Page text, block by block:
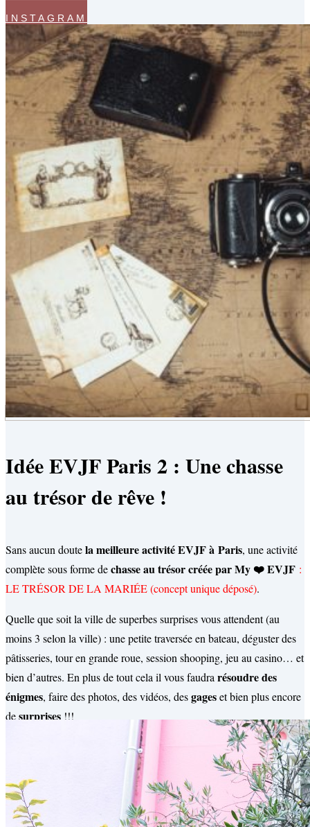
INSTAGRAM
Idée EVJF Paris 2 : Une chasse
au trésor de rêve !
Sans aucun doutela meilleure activité EVJF à Paris, une activité
complète sous forme dechasse au trésor créée par My ❤️ EVJF :
LE TRÉSOR DE LA MARIÉE (concept unique déposé).
Quelle que soit la ville de superbes surprises vous attendent (au
moins 3 selon la ville) : une petite traversée en bateau, déguster des
pâtisseries, tour en grande roue, session shooping, jeu au casino… et
bien d’autres. En plus de tout cela il vous faudrarésoudre des
énigmes, faire des photos, des vidéos, desgageset bien plus encore
desurprises !!!
L’activité complète se réalise toutes ensemble et la future mariéeen
est la principale protagoniste. Saura t-elle reáliser tous les gages et
relever les défis (rien de gênant, que du tendance!) ?
Non seulement vous allez découvrirParis différement mais vous